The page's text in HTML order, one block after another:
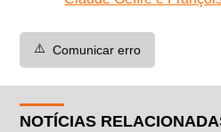
⚠️ Comunicar erro
NOTÍCIAS